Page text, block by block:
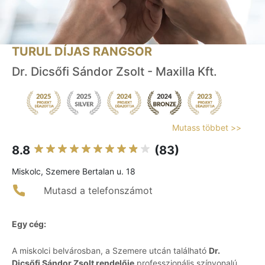
TURUL DÍJAS RANGSOR
Dr. Dicsőfi Sándor Zsolt - Maxilla Kft.
Mutass többet >>
8.8 (83)
Miskolc, Szemere Bertalan u. 18
Mutasd a telefonszámot
Egy cég:
A miskolci belvárosban, a Szemere utcán található Dr.
Dicsőfi Sándor Zsolt rendelője professzionális színvonalú